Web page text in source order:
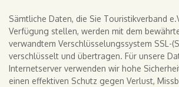
Sämtliche Daten, die Sie Touristikverband
Verfügung stellen, werden mit dem
verwandtem Verschlüsselungssystem SSL-
verschlüsselt und übertragen. Für unsere
Internetserver verwenden wir hohe
einen effektiven Schutz gegen Verlust,